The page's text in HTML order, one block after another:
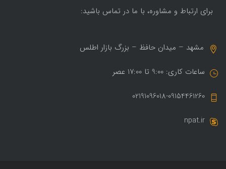
برای ارتباط و مشاوره، با ما در تماس باشید:
مشهد – میدان حافظ – بزرگ بازار اطلس
ساعات کاری: 9:00 تا 17:00 عصر
02191096018-09154461260
npat.ir